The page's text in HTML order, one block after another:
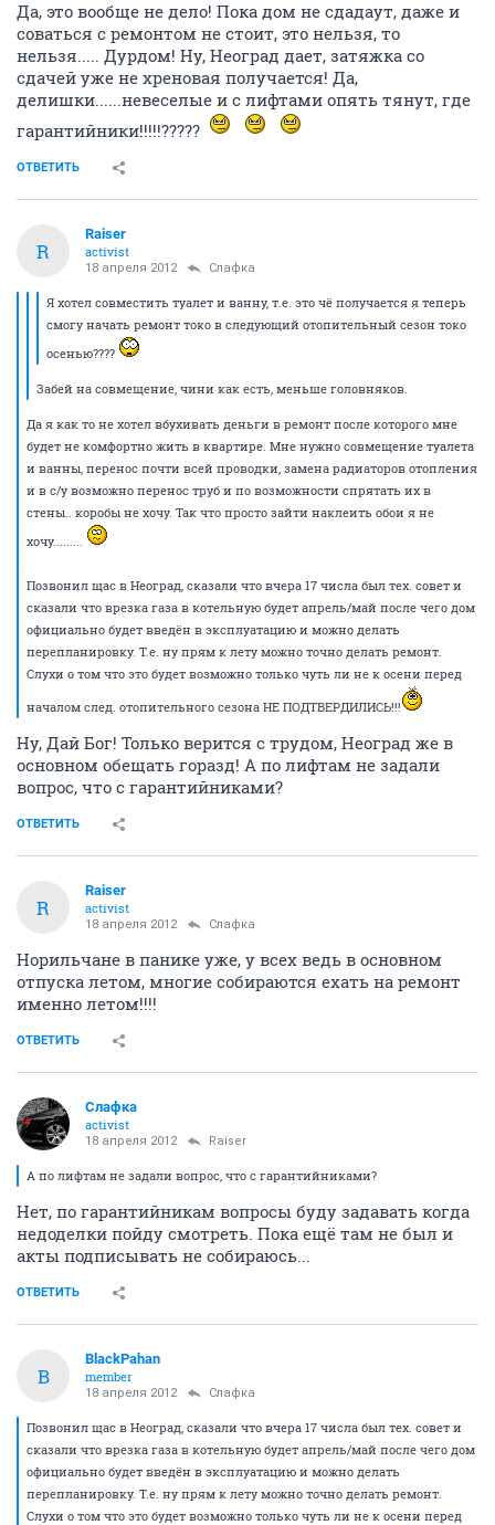
Да, это вообще не дело! Пока дом не сдадаут, даже и
соваться с ремонтом не стоит, это нельзя, то
нельзя..... Дурдом! Ну, Неоград дает, затяжка со
сдачей уже не хреновая получается! Да,
делишки......невеселые и с лифтами опять тянут, где
гарантийники!!!!!?????
ОТВЕТИТЬ
R
Raiser
activist
18 апреля 2012 Слафка
Я хотел совместить туалет и ванну, т.е. это чё получается я теперь
смогу начать ремонт токо в следующий отопительный сезон токо
осенью????
Забей на совмещение, чини как есть, меньше головняков.
Да я как то не хотел вбухивать деньги в ремонт после которого мне
будет не комфортно жить в квартире. Мне нужно совмещение туалета
и ванны, перенос почти всей проводки, замена радиаторов отопления
и в с/у возможно перенос труб и по возможности спрятать их в
стены.. коробы не хочу. Так что просто зайти наклеить обои я не
хочу.........
Позвонил щас в Неоград, сказали что вчера 17 числа был тех. совет и
сказали что врезка газа в котельную будет апрель/май после чего дом
официально будет введён в эксплуатацию и можно делать
перепланировку. Т.е. ну прям к лету можно точно делать ремонт.
Слухи о том что это будет возможно только чуть ли не к осени перед
началом след. отопительного сезона НЕ ПОДТВЕРДИЛИСЬ!!!
Ну, Дай Бог! Только верится с трудом, Неоград же в
основном обещать горазд! А по лифтам не задали
вопрос, что с гарантийниками?
ОТВЕТИТЬ
R
Raiser
activist
18 апреля 2012 Слафка
Норильчане в панике уже, у всех ведь в основном
отпуска летом, многие собираются ехать на ремонт
именно летом!!!!
ОТВЕТИТЬ
Слафка
activist
18 апреля 2012 Raiser
А по лифтам не задали вопрос, что с гарантийниками?
Нет, по гарантийникам вопросы буду задавать когда
недоделки пойду смотреть. Пока ещё там не был и
акты подписывать не собираюсь...
ОТВЕТИТЬ
B
BlackPahan
member
18 апреля 2012 Слафка
Позвонил щас в Неоград, сказали что вчера 17 числа был тех. совет и
сказали что врезка газа в котельную будет апрель/май после чего дом
официально будет введён в эксплуатацию и можно делать
перепланировку. Т.е. ну прям к лету можно точно делать ремонт.
Слухи о том что это будет возможно только чуть ли не к осени перед